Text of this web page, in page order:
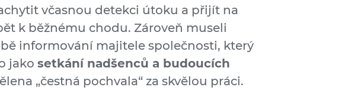
včasnou detekci útoku a přijít na
k běžnému chodu. Zároveň museli
informování majitele společnosti, který
jako setkání nadšenců a budoucích
„čestná pochvala“ za skvělou práci.